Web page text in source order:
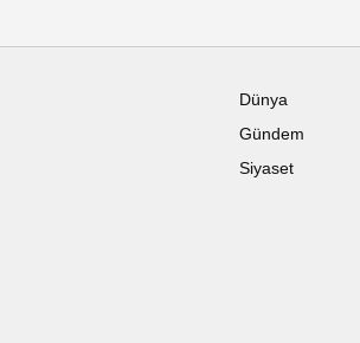
Dünya
Gündem
Siyaset